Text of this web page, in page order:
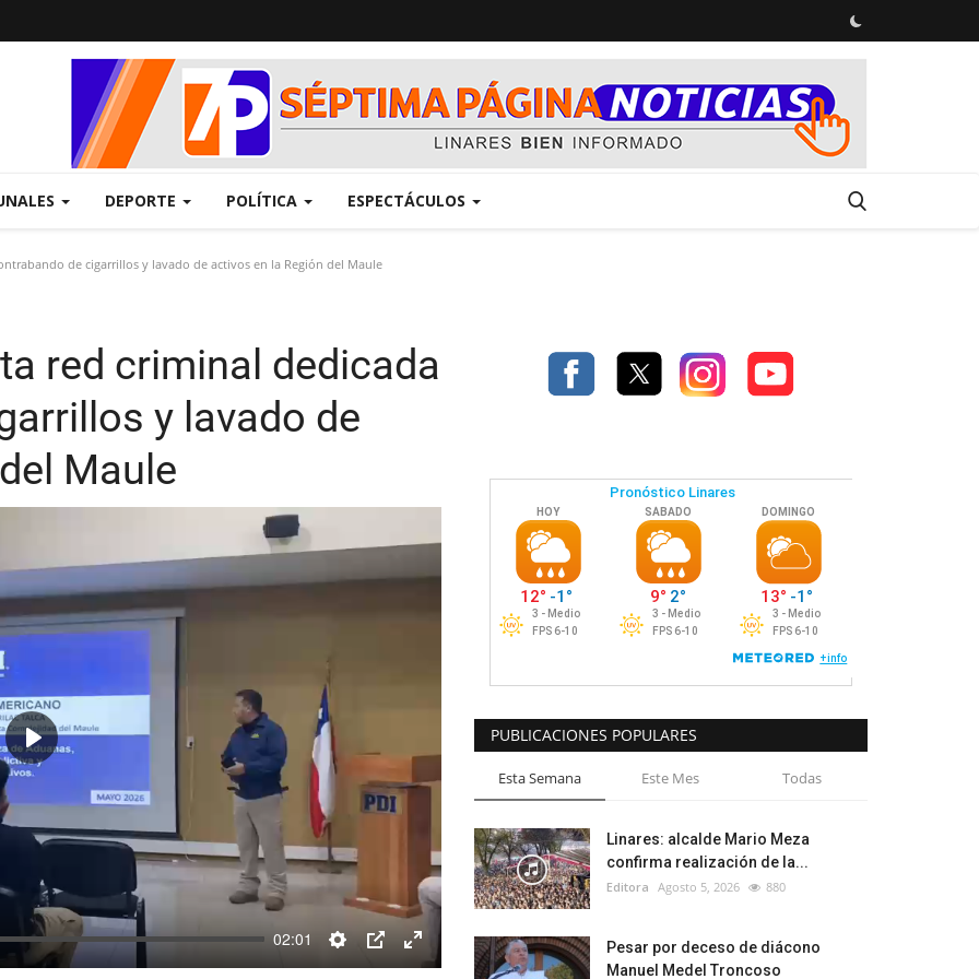
DEPORTE POLÍTICA ESPECTÁCULOS
de cigarrillos y lavado de activos en la Región del Maule
red criminal dedicada
y lavado de
Maule
02:01
Settings
Enter
Play
PUBLICACIONES POPULARES
Esta Semana Este Mes Todas
Linares: alcalde Mario Meza
confirma realización de la...
Editora Agosto 5, 2026 880
Pesar por deceso de diácono
Manuel Medel Troncoso